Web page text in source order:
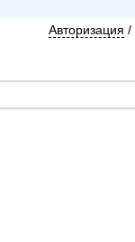
Авторизация /